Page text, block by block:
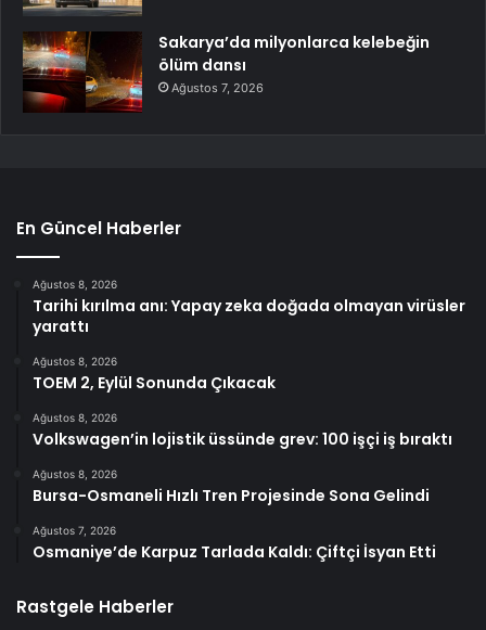
Sakarya’da milyonlarca kelebeğin
ölüm dansı
Ağustos 7, 2026
En Güncel Haberler
Ağustos 8, 2026
Tarihi kırılma anı: Yapay zeka doğada olmayan virüsler
yarattı
Ağustos 8, 2026
TOEM 2, Eylül Sonunda Çıkacak
Ağustos 8, 2026
Volkswagen’in lojistik üssünde grev: 100 işçi iş bıraktı
Ağustos 8, 2026
Bursa-Osmaneli Hızlı Tren Projesinde Sona Gelindi
Ağustos 7, 2026
Osmaniye’de Karpuz Tarlada Kaldı: Çiftçi İsyan Etti
Rastgele Haberler